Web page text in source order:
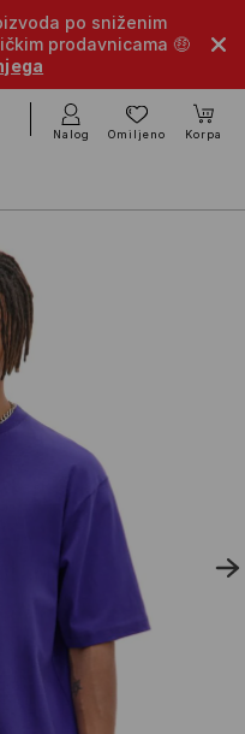
po sniženim
prodavnicama 🤑
Nalog Omiljeno Korpa